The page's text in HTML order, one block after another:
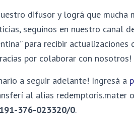
difusor y lográ que mucha
seguinos en nuestro canal
para recibir actualizaciones
por colaborar con nosotros!
a seguir adelante! Ingresá a
al alias redemptoris.mater
191-376-023320/0.